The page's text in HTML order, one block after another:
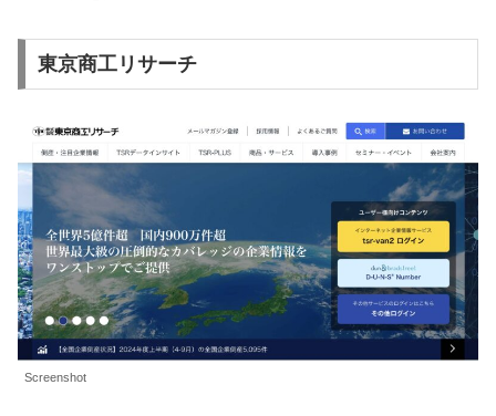
東京商工リサーチ
Screenshot